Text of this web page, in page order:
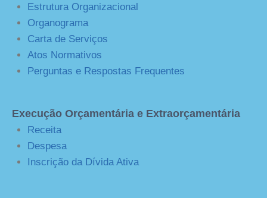
Estrutura Organizacional
Organograma
Carta de Serviços
Atos Normativos
Perguntas e Respostas Frequentes
Execução Orçamentária e Extraorçamentária
Receita
Despesa
Inscrição da Dívida Ativa